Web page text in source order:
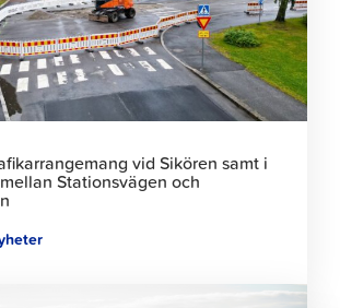
vid Sikören samt i
Stationsvägen och